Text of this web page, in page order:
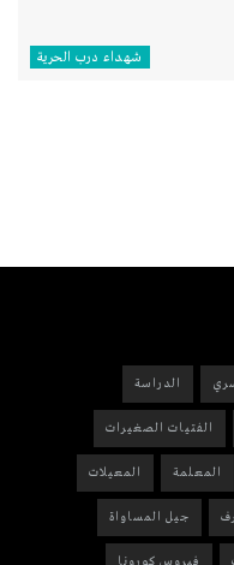
شهداء درب الحرية
الدراسة
الفتيات الصغيرات
المعلمة المعيلات
جيل المساواة